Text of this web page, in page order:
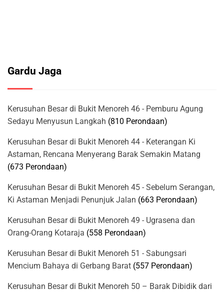
Gardu Jaga
Kerusuhan Besar di Bukit Menoreh 46 - Pemburu Agung
Sedayu Menyusun Langkah (810 Perondaan)
Kerusuhan Besar di Bukit Menoreh 44 - Keterangan Ki
Astaman, Rencana Menyerang Barak Semakin Matang
(673 Perondaan)
Kerusuhan Besar di Bukit Menoreh 45 - Sebelum Serangan,
Ki Astaman Menjadi Penunjuk Jalan (663 Perondaan)
Kerusuhan Besar di Bukit Menoreh 49 - Ugrasena dan
Orang-Orang Kotaraja (558 Perondaan)
Kerusuhan Besar di Bukit Menoreh 51 - Sabungsari
Mencium Bahaya di Gerbang Barat (557 Perondaan)
Kerusuhan Besar di Bukit Menoreh 50 – Barak Dibidik dari